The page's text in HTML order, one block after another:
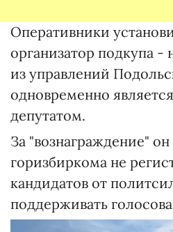
Оперативники
организатор подкупа -
из управлений
одновременно
депутатом.
За "вознаграждение"
горизбиркома не
кандидатов от
поддерживать